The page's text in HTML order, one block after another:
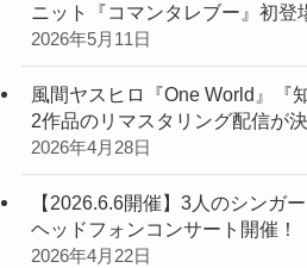
ニット『コマンタレブー』初登
2026年5月11日
風間ヤスヒロ『One World』『
2作品のリマスタリング配信が決
2026年4月28日
【2026.6.6開催】3人のシンガ
ヘッドフォンコンサート開催！
2026年4月22日